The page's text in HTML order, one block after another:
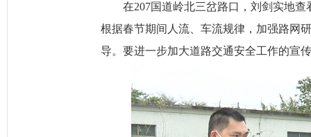
在207国道岭北三岔路口，刘剑实地
根据春节期间人流、车流规律，加强路网
导。要进一步加大道路交通安全工作的宣